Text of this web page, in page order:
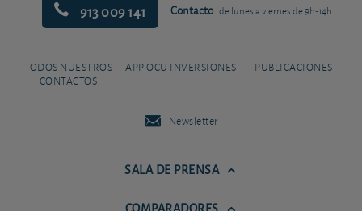
913 009 141 Contacto de lunes a viernes de 9h-14h
TODOS NUESTROS
CONTACTOS
APP OCU INVERSIONES PUBLICACIONES
Newsletter
SALA DE PRENSA
COMPARADORES